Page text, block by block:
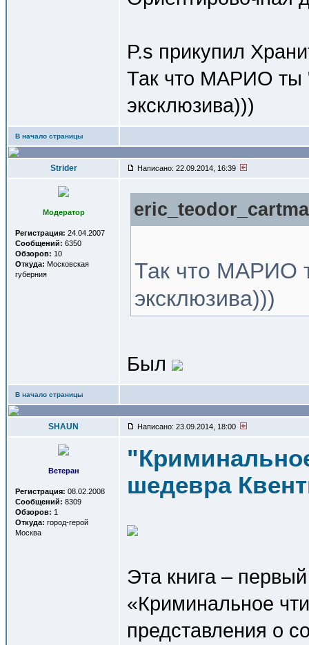
P.s прикупил
Так что МАРИО ты
эксклюзива)))
В начало страницы
Strider Написано: 22.09.2014, 16:39
Модератор
Регистрация: 24.04.2007
Сообщений: 6350
Обзоров: 10
Откуда: Московская
губерния
Так что МАРИО
эксклюзива)))
Был
В начало страницы
SHAUN Написано: 23.09.2014, 18:00
Ветеран
Регистрация: 08.02.2008
Сообщений: 8309
Обзоров: 1
Откуда: город-герой
Москва
шедевра
Эта книга –
«Криминальное
представления о